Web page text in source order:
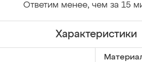
Ответим менее, чем за 15
Характеристики